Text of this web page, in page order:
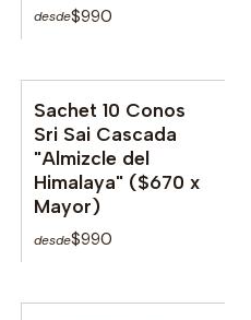
desde$990
Sachet 10 Conos
Sri Sai Cascada
"Almizcle del
Himalaya" ($670 x
Mayor)
desde$990